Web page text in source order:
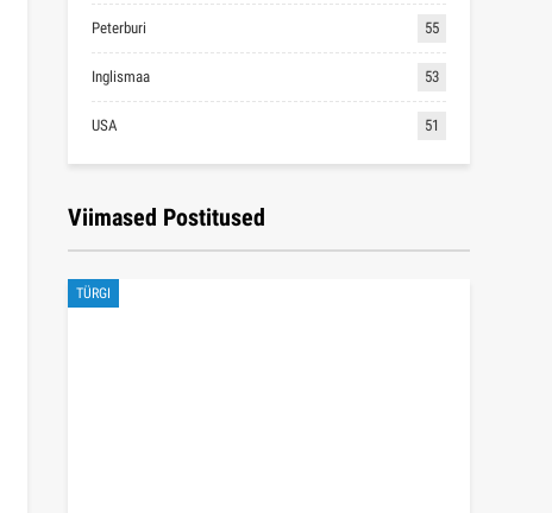
Peterburi 55
Inglismaa 53
USA 51
Viimased Postitused
TÜRGI